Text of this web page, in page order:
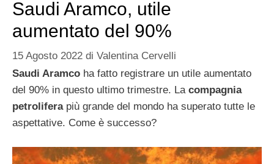
Saudi Aramco, utile
aumentato del 90%
15 Agosto 2022 di Valentina Cervelli
Saudi Aramco ha fatto registrare un utile aumentato
del 90% in questo ultimo trimestre. La compagnia
petroliferapiù grande del mondo ha superato tutte le
aspettative. Come è successo?